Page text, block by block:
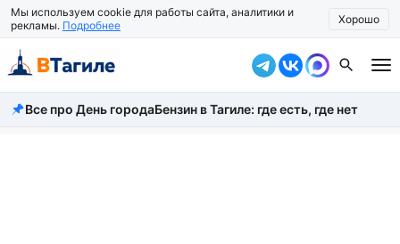
Мы используем cookie для работы сайта, аналитики и
рекламы. Подробнее Хорошо
Все новости
Все про День городаБензин в Тагиле: где есть, где нет